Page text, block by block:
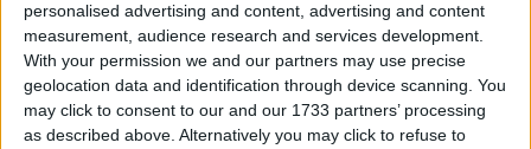
personalised advertising and content, advertising and content
measurement, audience research and services development.
With your permission we and our partners may use precise
geolocation data and identification through device scanning. You
may click to consent to our and our 1733 partners’ processing
as described above. Alternatively you may click to refuse to